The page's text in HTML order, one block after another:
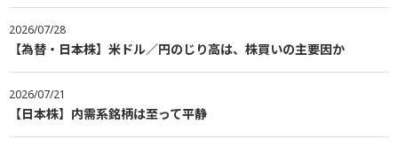
2026/07/28
【為替・日本株】米ドル／円のじり高は、株買いの主要因か
2026/07/21
【日本株】内需系銘柄は至って平静